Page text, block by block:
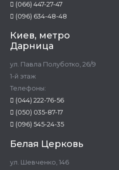
(066) 447-27-47
(096) 634-48-48
Киев, метро
Дарница
ул. Павла Полуботко, 26/9
1-й этаж
Телефоны:
(044) 222-76-56
(050) 035-87-17
(096) 545-24-35
Белая Церковь
ул. Шевченко, 146